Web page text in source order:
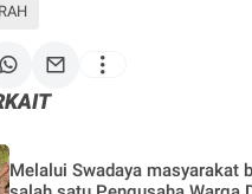
Melalui Swadaya masyarakat